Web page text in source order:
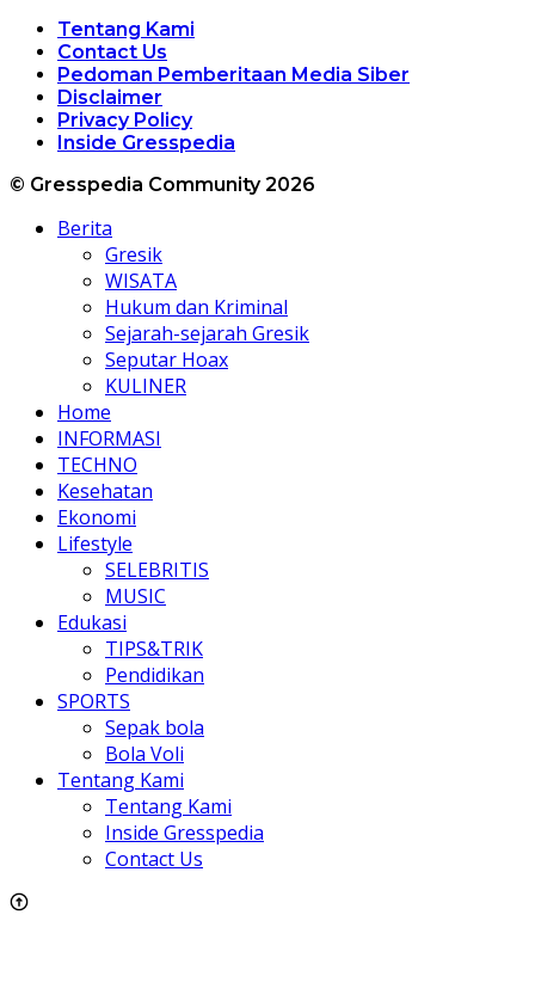
Tentang Kami
Contact Us
Pedoman Pemberitaan Media Siber
Disclaimer
Privacy Policy
Inside Gresspedia
© Gresspedia Community 2026
Berita
Gresik
WISATA
Hukum dan Kriminal
Sejarah-sejarah Gresik
Seputar Hoax
KULINER
Home
INFORMASI
TECHNO
Kesehatan
Ekonomi
Lifestyle
SELEBRITIS
MUSIC
Edukasi
TIPS&TRIK
Pendidikan
SPORTS
Sepak bola
Bola Voli
Tentang Kami
Tentang Kami
Inside Gresspedia
Contact Us